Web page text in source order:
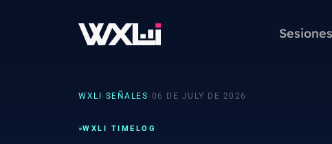
Sesiones
WXLI › SEÑALES › 06 DE JULY DE 2026
WXLI TIMELOG